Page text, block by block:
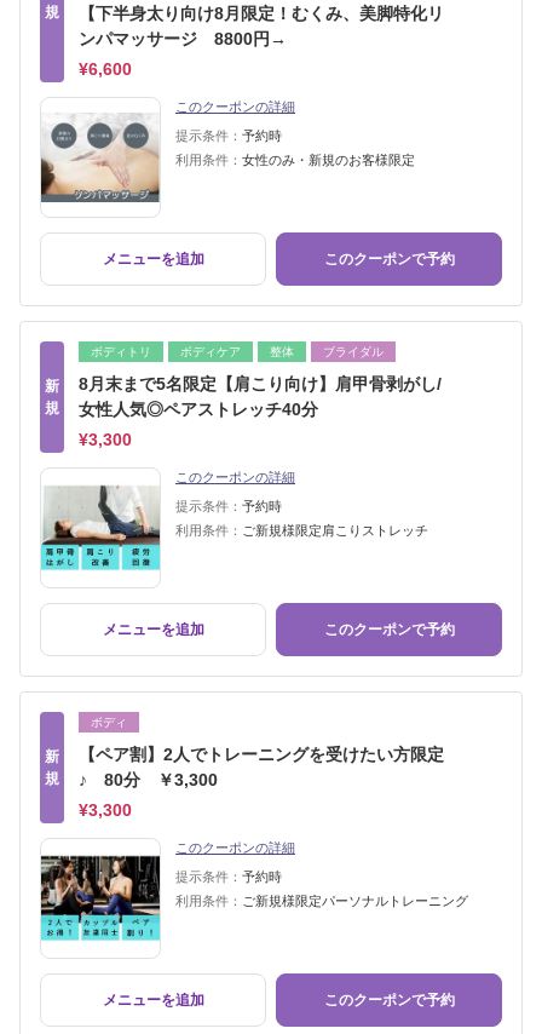
規
【下半身太り向け8月限定！むくみ、美脚特化リ
ンパマッサージ 8800円→
¥6,600
このクーポンの詳細
提示条件： 予約時
利用条件： 女性のみ・新規のお客様限定
メニューを追加 このクーポンで予約
新
規
ボディトリ ボディケア 整体 ブライダル
8月末まで5名限定【肩こり向け】肩甲骨剥がし/
女性人気◎ペアストレッチ40分
¥3,300
このクーポンの詳細
提示条件： 予約時
利用条件： ご新規様限定肩こりストレッチ
メニューを追加 このクーポンで予約
新
規
ボディ
【ペア割】2人でトレーニングを受けたい方限定
♪ 80分 ￥3,300
¥3,300
このクーポンの詳細
提示条件： 予約時
利用条件： ご新規様限定パーソナルトレーニング
メニューを追加 このクーポンで予約